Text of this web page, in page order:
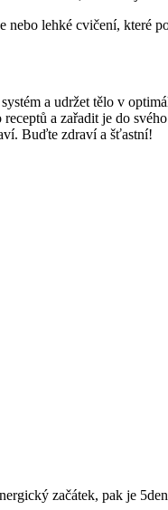
lehké cvičení, které
a udržet tělo v
a zařadit je​ do
Buďte zdraví⁣ a šťastní!
začátek, pak je